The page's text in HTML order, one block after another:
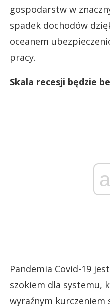
gospodarstw w
spadek dochodów
oceanem
pracy.
Skala recesji będzie
Pandemia Covid-19
szokiem dla systemu,
wyraźnym kurczeniem